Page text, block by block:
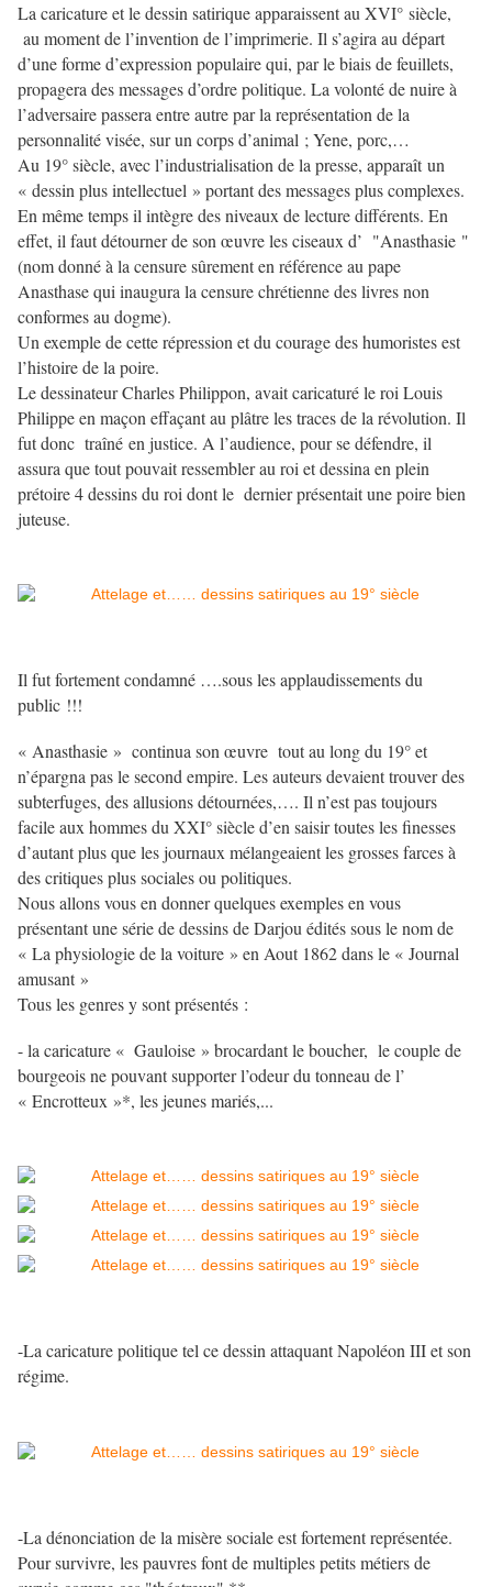
La caricature et le dessin satirique apparaissent au XVI° siècle,
au moment de l’invention de l’imprimerie. Il s’agira au départ
d’une forme d’expression populaire qui, par le biais de feuillets,
propagera des messages d’ordre politique. La volonté de nuire à
l’adversaire passera entre autre par la représentation de la
personnalité visée, sur un corps d’animal ; Yene, porc,…
Au 19° siècle, avec l’industrialisation de la presse, apparaît un
« dessin plus intellectuel » portant des messages plus complexes.
En même temps il intègre des niveaux de lecture différents. En
effet, il faut détourner de son œuvre les ciseaux d’ "Anasthasie "
(nom donné à la censure sûrement en référence au pape
Anasthase qui inaugura la censure chrétienne des livres non
conformes au dogme).
Un exemple de cette répression et du courage des humoristes est
l’histoire de la poire.
Le dessinateur Charles Philippon, avait caricaturé le roi Louis
Philippe en maçon effaçant au plâtre les traces de la révolution. Il
fut donc traîné en justice. A l’audience, pour se défendre, il
assura que tout pouvait ressembler au roi et dessina en plein
prétoire 4 dessins du roi dont le dernier présentait une poire bien
juteuse.
Il fut fortement condamné ….sous les applaudissements du
public !!!
« Anasthasie » continua son œuvre tout au long du 19° et
n’épargna pas le second empire. Les auteurs devaient trouver des
subterfuges, des allusions détournées,…. Il n’est pas toujours
facile aux hommes du XXI° siècle d’en saisir toutes les finesses
d’autant plus que les journaux mélangeaient les grosses farces à
des critiques plus sociales ou politiques.
Nous allons vous en donner quelques exemples en vous
présentant une série de dessins de Darjou édités sous le nom de
« La physiologie de la voiture » en Aout 1862 dans le « Journal
amusant »
Tous les genres y sont présentés :
- la caricature « Gauloise » brocardant le boucher, le couple de
bourgeois ne pouvant supporter l’odeur du tonneau de l’
« Encrotteux »*, les jeunes mariés,...
-La caricature politique tel ce dessin attaquant Napoléon III et son
régime.
-La dénonciation de la misère sociale est fortement représentée.
Pour survivre, les pauvres font de multiples petits métiers de